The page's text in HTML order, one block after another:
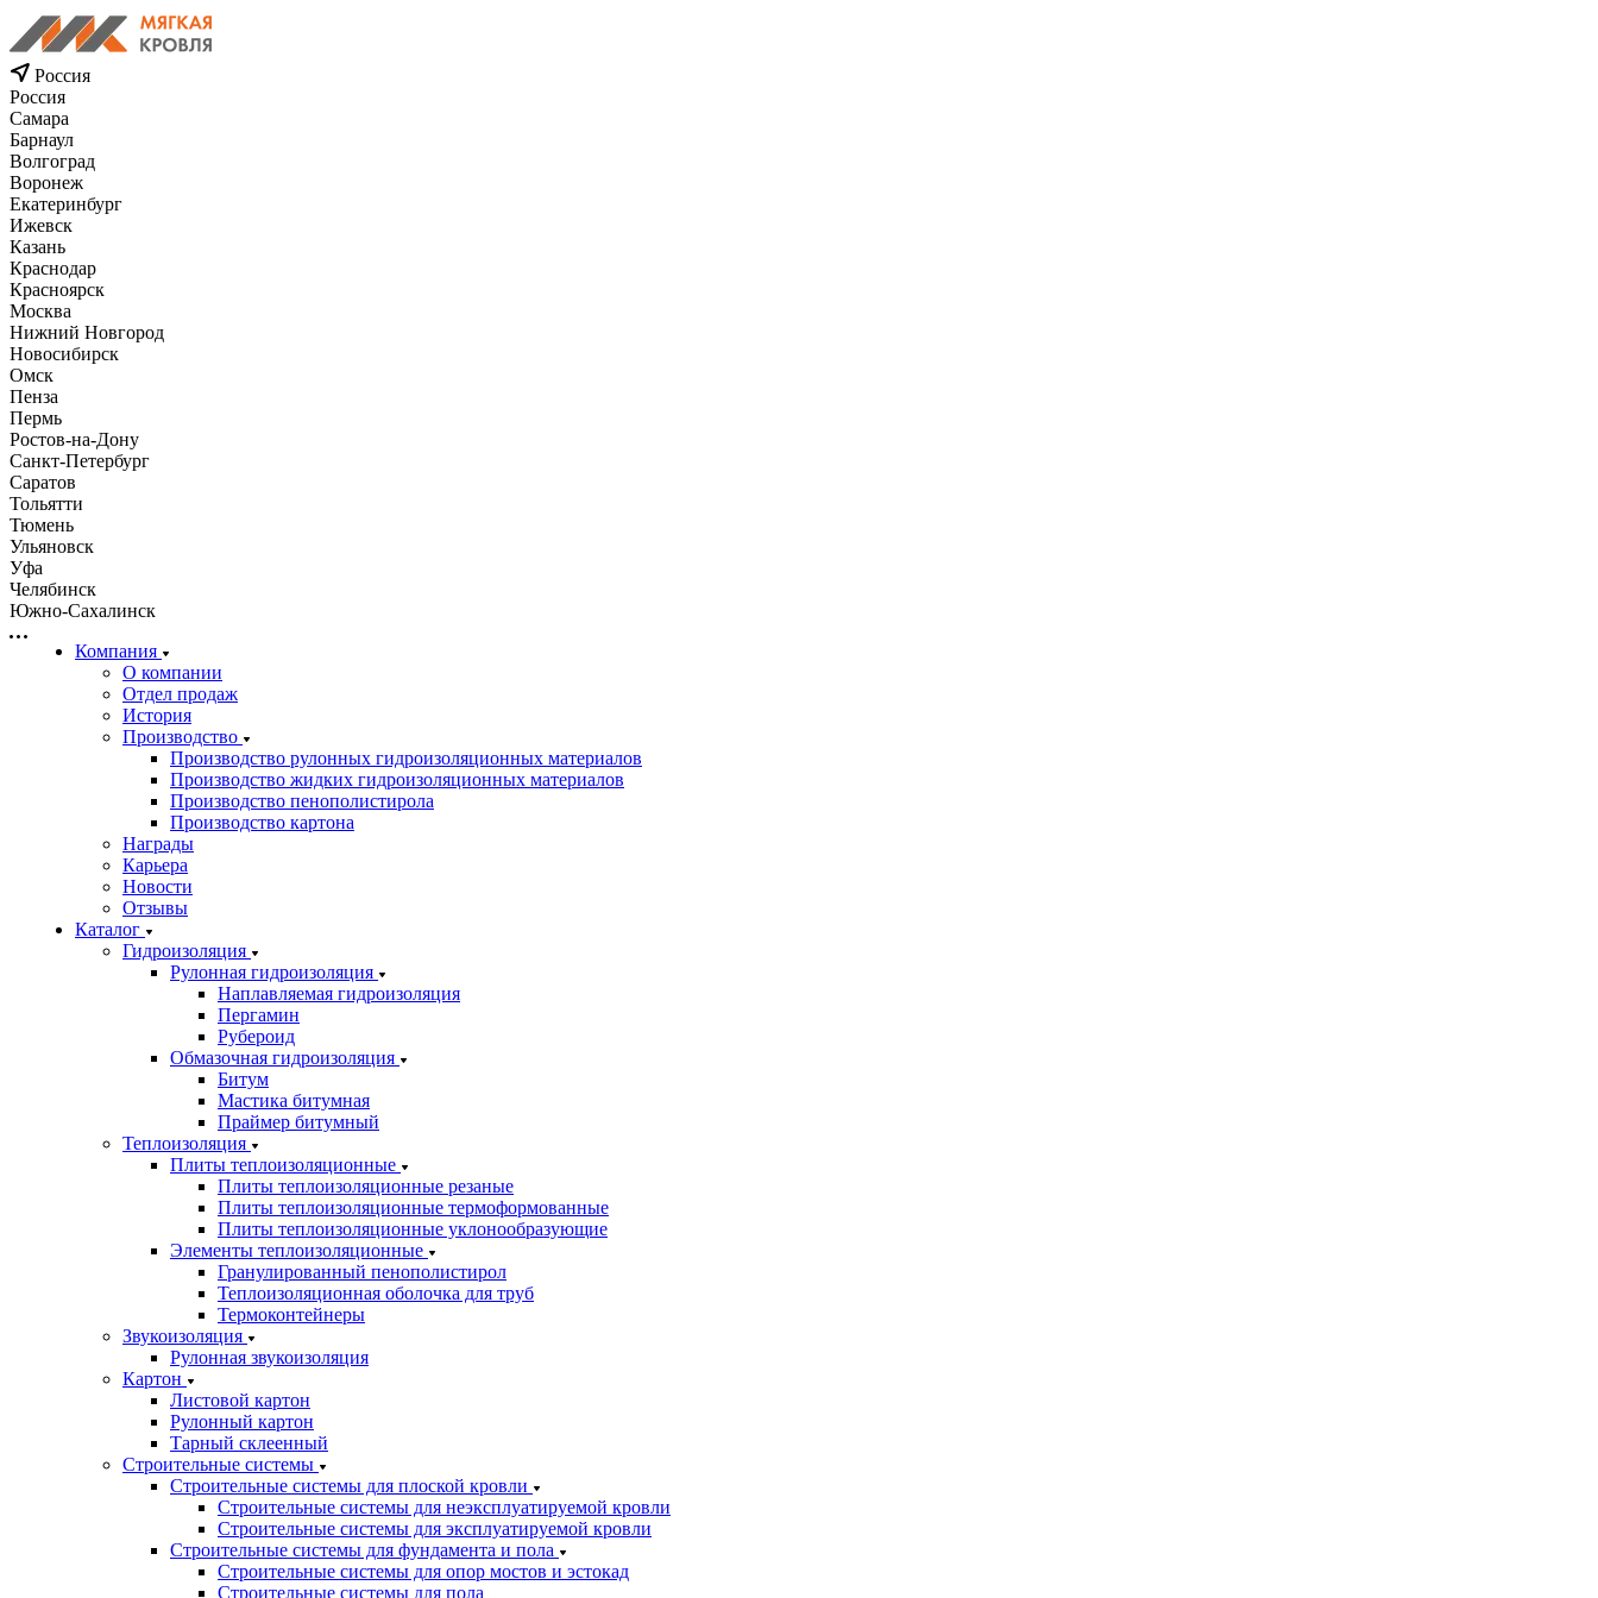
Россия
Россия
Самара
Барнаул
Волгоград
Воронеж
Екатеринбург
Ижевск
Казань
Краснодар
Красноярск
Москва
Нижний Новгород
Новосибирск
Омск
Пенза
Пермь
Ростов-на-Дону
Санкт-Петербург
Саратов
Тольятти
Тюмень
Ульяновск
Уфа
Челябинск
Южно-Сахалинск
Компания
О компании
Отдел продаж
История
Производство
Производство рулонных гидроизоляционных материалов
Производство жидких гидроизоляционных материалов
Производство пенополистирола
Производство картона
Награды
Карьера
Новости
Отзывы
Каталог
Гидроизоляция
Рулонная гидроизоляция
Наплавляемая гидроизоляция
Пергамин
Рубероид
Обмазочная гидроизоляция
Битум
Мастика битумная
Праймер битумный
Теплоизоляция
Плиты теплоизоляционные
Плиты теплоизоляционные резаные
Плиты теплоизоляционные термоформованные
Плиты теплоизоляционные уклонообразующие
Элементы теплоизоляционные
Гранулированный пенополистирол
Теплоизоляционная оболочка для труб
Термоконтейнеры
Звукоизоляция
Рулонная звукоизоляция
Картон
Листовой картон
Рулонный картон
Тарный склеенный
Строительные системы
Строительные системы для плоской кровли
Строительные системы для неэксплуатируемой кровли
Строительные системы для эксплуатируемой кровли
Строительные системы для фундамента и пола
Строительные системы для опор мостов и эстокад
Строительные системы для пола